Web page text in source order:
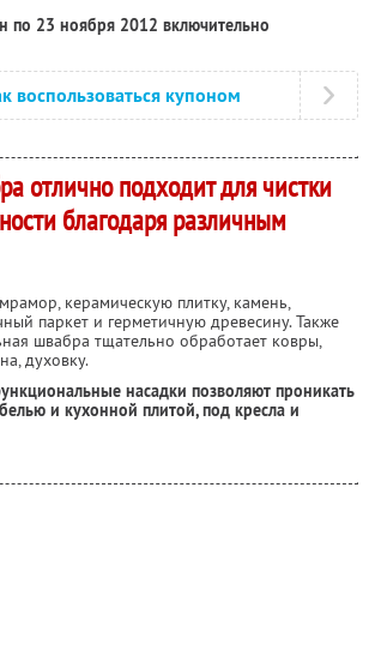
по 23 ноября 2012 включительно
воспользоваться купоном
отлично подходит для чистки
благодаря различным
керамическую плитку, камень,
паркет и герметичную древесину. Также
швабра тщательно обработает ковры,
духовку.
насадки позволяют проникать
и кухонной плитой, под кресла и